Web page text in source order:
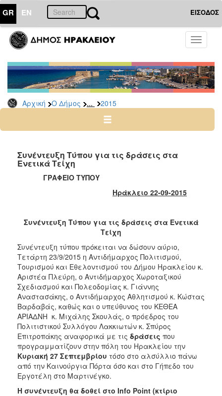
GR EN ΕΙΣΟΔΟΣ
Toggle
Αρχική Ο Δήμος ... 2015
ΔΗΜΟΣ
Δελτία
Τύπου
Αρχείο
2026
2024
2022
2021
2018
2016
2015
2013
2012
2011
2010
2006
Συνέντευξη Τύπου για τις δράσεις στα
Ενετικά Τείχη
ΓΡΑΦΕΙΟ ΤΥΠΟΥ
Ηράκλειο 22-09-2015
Συνέντευξη Τύπου για τις δράσεις στα Ενετικά
Τείχη
Συνέντευξη τύπου πρόκειται να δώσουν αύριο,
Τετάρτη 23/9/2015 η Αντιδήμαρχος Πολιτισμού,
Τουρισμού και Εθελοντισμού του Δήμου Ηρακλείου κ.
Αριστέα Πλεύρη, ο Αντιδήμαρχος Χωροταξικού
Σχεδιασμού και Πολεοδομίας κ. Γιάννης
Αναστασάκης, ο Αντιδήμαρχος Αθλητισμού κ. Κώστας
Βαρδαβάς, καθώς και ο υπεύθυνος του ΚΕΘΕΑ
ΑΡΙΑΔΝΗ κ. Μιχάλης Σκουλάς, ο πρόεδρος του
Πολιτιστικού Συλλόγου Λακκιωτών κ. Σπύρος
Επιτροπάκης αναφορικά με τις δράσεις που
προγραμματίζουν στην πόλη του Ηρακλείου την
Κυριακή 27 Σεπτεμβρίου τόσο στο αλσύλλιο πάνω
από την Καινούργια Πόρτα όσο και στο Γήπεδο του
Εργοτέλη στο Μαρτινέγκο.
Η συνέντευξη θα δοθεί στο Info Point (κτίριο